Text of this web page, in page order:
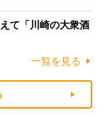
て「川崎の大衆酒
一覧を見る